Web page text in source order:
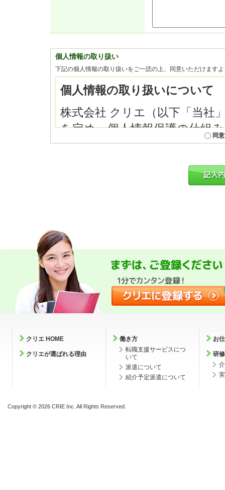
個人情報の取り扱い
下記の個人情報の取り扱いをご一読の上、同意いただけます
同
クリエ HOME
クリエが選ばれる理由
働き方
転職支援サービスにつ
いて
派遣について
紹介予定派遣について
お
研
Copyright © 2026 CRIE Inc. All Rights Reserved.